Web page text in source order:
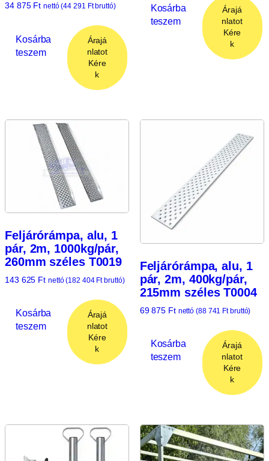
34 875 Ft nettó (44 291 Ftbruttó)
Kosárba
teszem
Árajá
nlatot
Kére
k
Kosárba
teszem
Árajá
nlatot
Kére
k
Feljárórámpa, alu, 1
pár, 2m, 1000kg/pár,
260mm széles T0019
143 625 Ft nettó (182 404 Ftbruttó)
Kosárba
teszem
Árajá
nlatot
Kére
k
Feljárórámpa, alu, 1
pár, 2m, 400kg/pár,
215mm széles T0004
69 875 Ft nettó (88 741 Ftbruttó)
Kosárba
teszem
Árajá
nlatot
Kére
k